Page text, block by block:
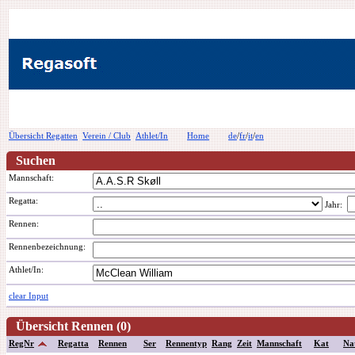
Übersicht Regatten Verein / Club Athlet/In Home de/fr/it/en
Suchen
Mannschaft:
Regatta:
Jahr:
Rennen:
Rennenbezeichnung:
Athlet/In:
clear Input
Übersicht Rennen (0)
RegNr Regatta Rennen Ser Rennentyp Rang Zeit Mannschaft Kat